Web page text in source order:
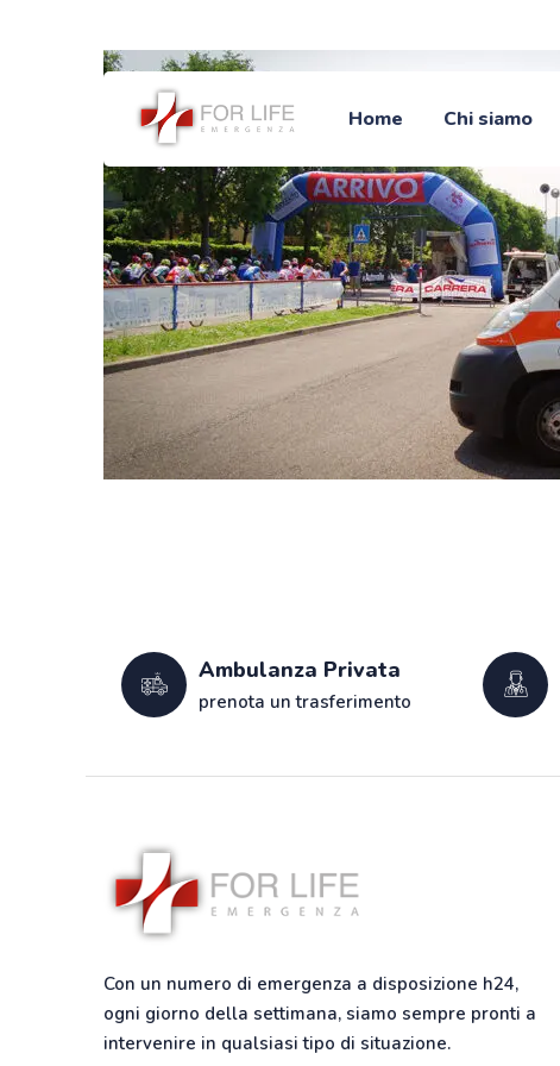
Home Chi siamo
Ambulanza Privata
prenota un trasferimento
Con un numero di emergenza a disposizione h24,
ogni giorno della settimana, siamo sempre pronti a
intervenire in qualsiasi tipo di situazione.